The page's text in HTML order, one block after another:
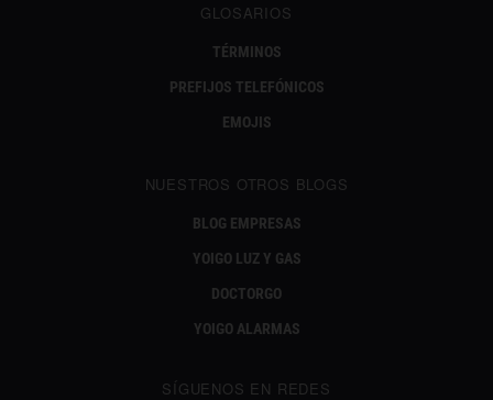
GLOSARIOS
TÉRMINOS
PREFIJOS TELEFÓNICOS
EMOJIS
NUESTROS OTROS BLOGS
BLOG EMPRESAS
YOIGO LUZ Y GAS
DOCTORGO
YOIGO ALARMAS
SÍGUENOS EN REDES